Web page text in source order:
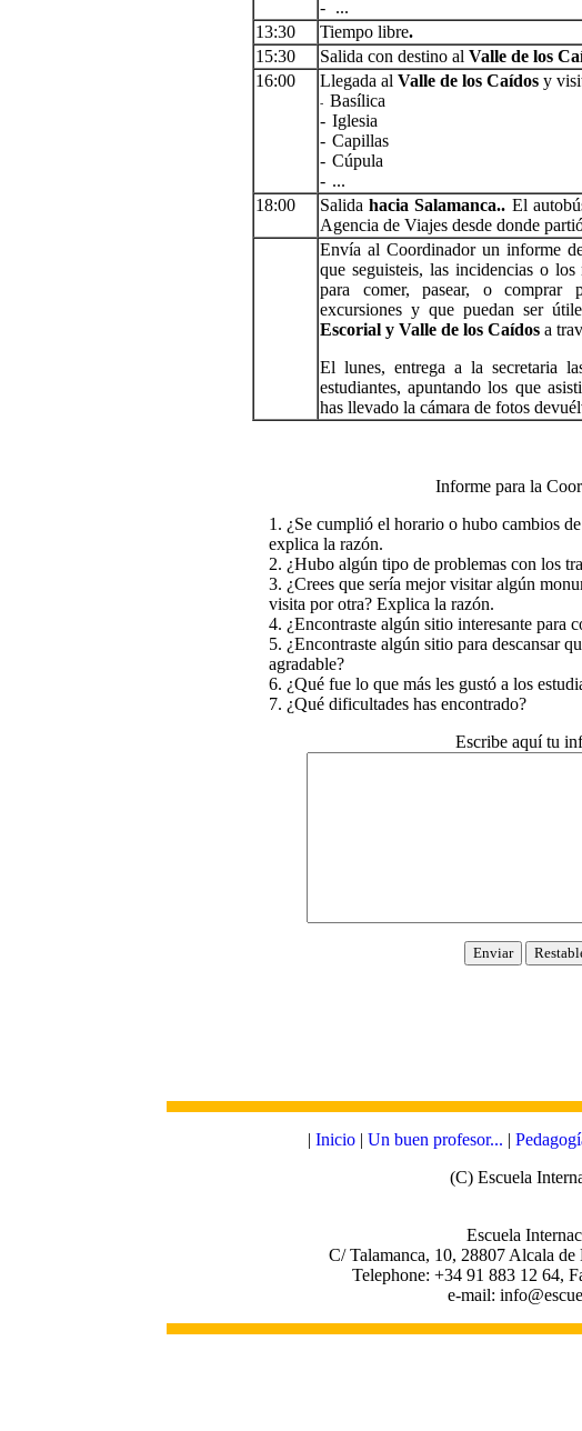
- ...
13:30
Tiempo libre.
15:30
Salida con destino al Valle de los
16:00
Llegada al Valle de los Caídos y
- Basílica
- Iglesia
- Capillas
- Cúpula
- ...
18:00
Salida hacia Salamanca.. El
Agencia de Viajes desde donde
Envía al Coordinador un informe
que seguisteis, las incidencias o
para comer, pasear, o
excursiones y que puedan ser
Escorial y Valle de los Caídos a
El lunes, entrega a la secretaria
estudiantes, apuntando los que
has llevado la cámara de fotos
Informe para la
1. ¿Se cumplió el horario o hubo cambios
explica la razón.
2. ¿Hubo algún tipo de problemas con los
3. ¿Crees que sería mejor visitar algún
visita por otra? Explica la razón.
4. ¿Encontraste algún sitio interesante para
5. ¿Encontraste algún sitio para descansar
agradable?
6. ¿Qué fue lo que más les gustó a los
7. ¿Qué dificultades has encontrado?
Escribe aquí tu
| Inicio | Un buen profesor... |
(C) Escuela
Escuela
C/ Talamanca, 10, 28807 Alcala
Telephone: +34 91 883 12 64,
e-mail: